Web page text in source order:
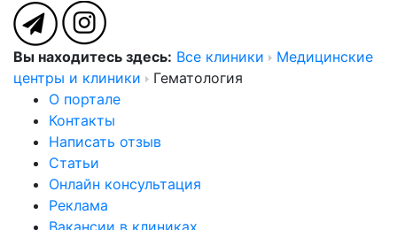
Вы находитесь здесь: Все клиники
Медицинские
центры и клиники
Гематология
О портале
Контакты
Написать отзыв
Статьи
Онлайн консультация
Реклама
Вакансии в клиниках